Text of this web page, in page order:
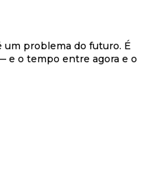
um problema do futuro. É
e o tempo entre agora e o